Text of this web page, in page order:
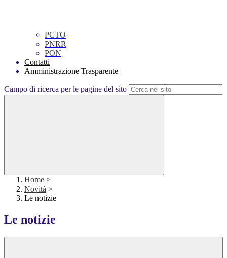
PCTO
PNRR
PON
Contatti
Amministrazione Trasparente
Campo di ricerca per le pagine del sito
Home >
Novità >
Le notizie
Le notizie